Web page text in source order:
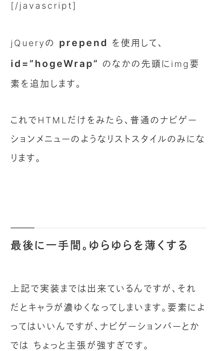
[/javascript]
jQueryの prepend を使用して、
id=”hogeWrap”のなかの先頭にimg要
素を追加します。
これでHTMLだけをみたら、普通のナビゲー
ションメニューのようなリストスタイルのみにな
ります。
最後に一手間。ゆらゆらを薄くする
上記で実装までは出来ているんですが、それ
だとキャラが濃ゆくなってしまいます。要素によ
ってはいいんですが、ナビゲーションバーとか
では ちょっと主張が強すぎです。